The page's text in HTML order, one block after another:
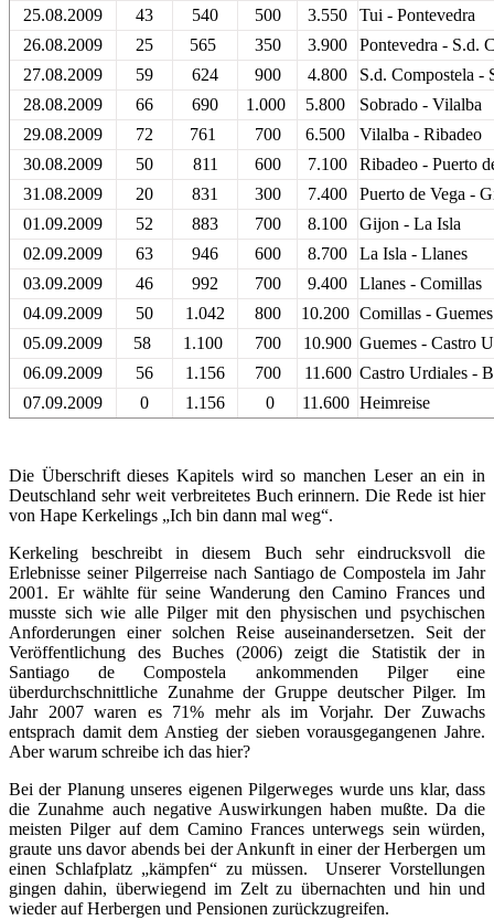
25.08.2009
43 540 500 3.550
Tui - Pontevedra
26.08.2009
25 565 350 3.900
Pontevedra - S.d.
27.08.2009
59 624 900 4.800
S.d. Compostela -
28.08.2009
66 690 1.000 5.800
Sobrado - Vilalba
29.08.2009
72 761 700 6.500
Vilalba - Ribadeo
30.08.2009
50 811 600 7.100
Ribadeo - Puerto
31.08.2009
20 831 300 7.400
Puerto de Vega -
01.09.2009
52 883 700 8.100
Gijon - La Isla
02.09.2009
63 946 600 8.700
La Isla - Llanes
03.09.2009
46 992 700 9.400
Llanes - Comillas
04.09.2009
50 1.042 800 10.200 Comillas - Guemes
05.09.2009
58 1.100 700 10.900 Guemes - Castro
06.09.2009
56 1.156 700 11.600 Castro Urdiales -
07.09.2009
0 1.156 0 11.600 Heimreise
Die Überschrift dieses Kapitels wird so manchen Leser an ein in
Deutschland sehr weit verbreitetes Buch erinnern. Die Rede ist hier
von Hape Kerkelings „Ich bin dann mal weg“.
Kerkeling beschreibt in diesem Buch sehr eindrucksvoll die
Erlebnisse seiner Pilgerreise nach Santiago de Compostela im Jahr
2001. Er wählte für seine Wanderung den Camino Frances und
musste sich wie alle Pilger mit den physischen und psychischen
Anforderungen einer solchen Reise auseinandersetzen. Seit der
Veröffentlichung des Buches (2006) zeigt die Statistik der in
Santiago de Compostela ankommenden Pilger eine
überdurchschnittliche Zunahme der Gruppe deutscher Pilger. Im
Jahr 2007 waren es 71% mehr als im Vorjahr. Der Zuwachs
entsprach damit dem Anstieg der sieben vorausgegangenen Jahre.
Aber warum schreibe ich das hier?
Bei der Planung unseres eigenen Pilgerweges wurde uns klar, dass
die Zunahme auch negative Auswirkungen haben mußte. Da die
meisten Pilger auf dem Camino Frances unterwegs sein würden,
graute uns davor abends bei der Ankunft in einer der Herbergen um
einen Schlafplatz „kämpfen“ zu müssen. Unserer Vorstellungen
gingen dahin, überwiegend im Zelt zu übernachten und hin und
wieder auf Herbergen und Pensionen zurückzugreifen.